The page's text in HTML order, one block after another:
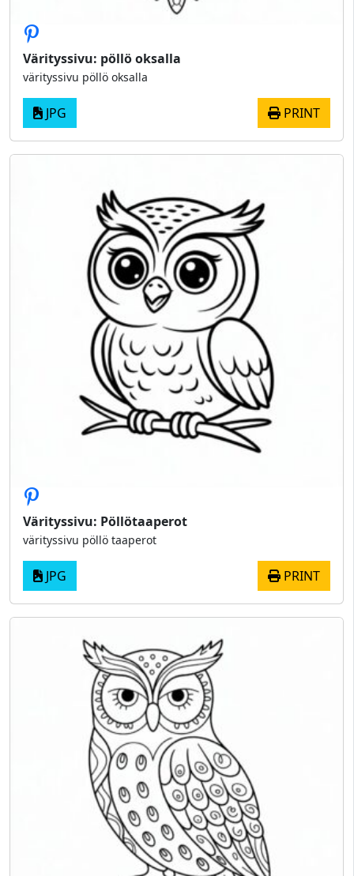
Värityssivu: pöllö oksalla
värityssivu pöllö oksalla
JPG PRINT
Värityssivu: Pöllötaaperot
värityssivu pöllö taaperot
JPG PRINT